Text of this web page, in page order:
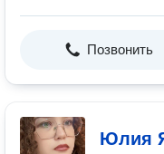
Позвонить
Юлия